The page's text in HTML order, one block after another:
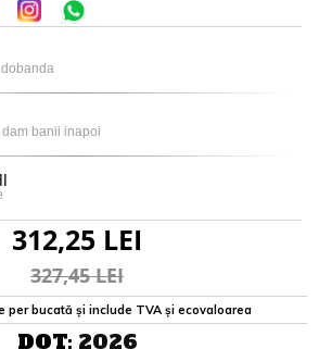
banii inapoi
312,25 LEI
327,45 LEI
per bucată și include TVA și ecovaloarea
DOT: 2026